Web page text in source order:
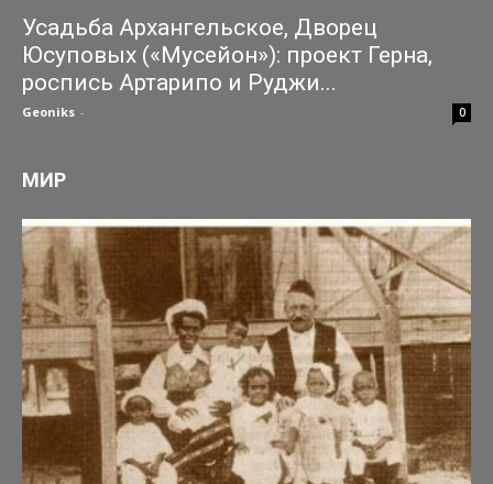
Усадьба Архангельское, Дворец
Юсуповых («Мусейон»): проект Герна,
роспись Артарипо и Руджи...
Geoniks - 0
МИР